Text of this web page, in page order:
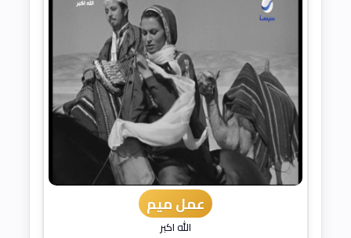
عمل ميم
الله اكبر